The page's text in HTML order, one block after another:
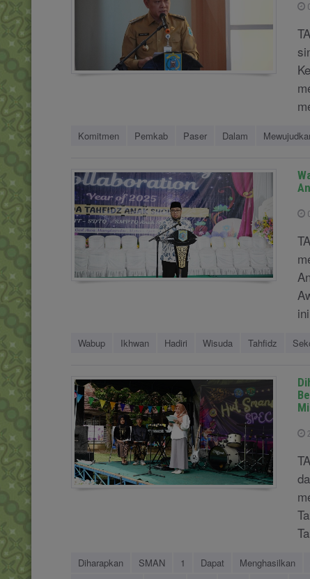
Komitmen Pemkab Paser Dalam
Wabup Ikhwan Hadiri Wisuda Tahfidz
Diharapkan SMAN 1 Dapat Menghasilkan